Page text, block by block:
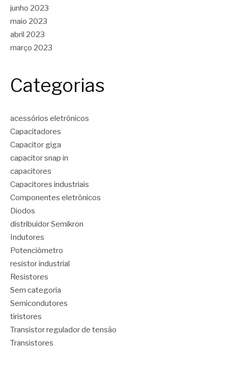
junho 2023
maio 2023
abril 2023
março 2023
Categorias
acessórios eletrônicos
Capacitadores
Capacitor giga
capacitor snap in
capacitores
Capacitores industriais
Componentes eletrônicos
Diodos
distribuidor Semikron
Indutores
Potenciômetro
resistor industrial
Resistores
Sem categoria
Semicondutores
tiristores
Transistor regulador de tensão
Transistores